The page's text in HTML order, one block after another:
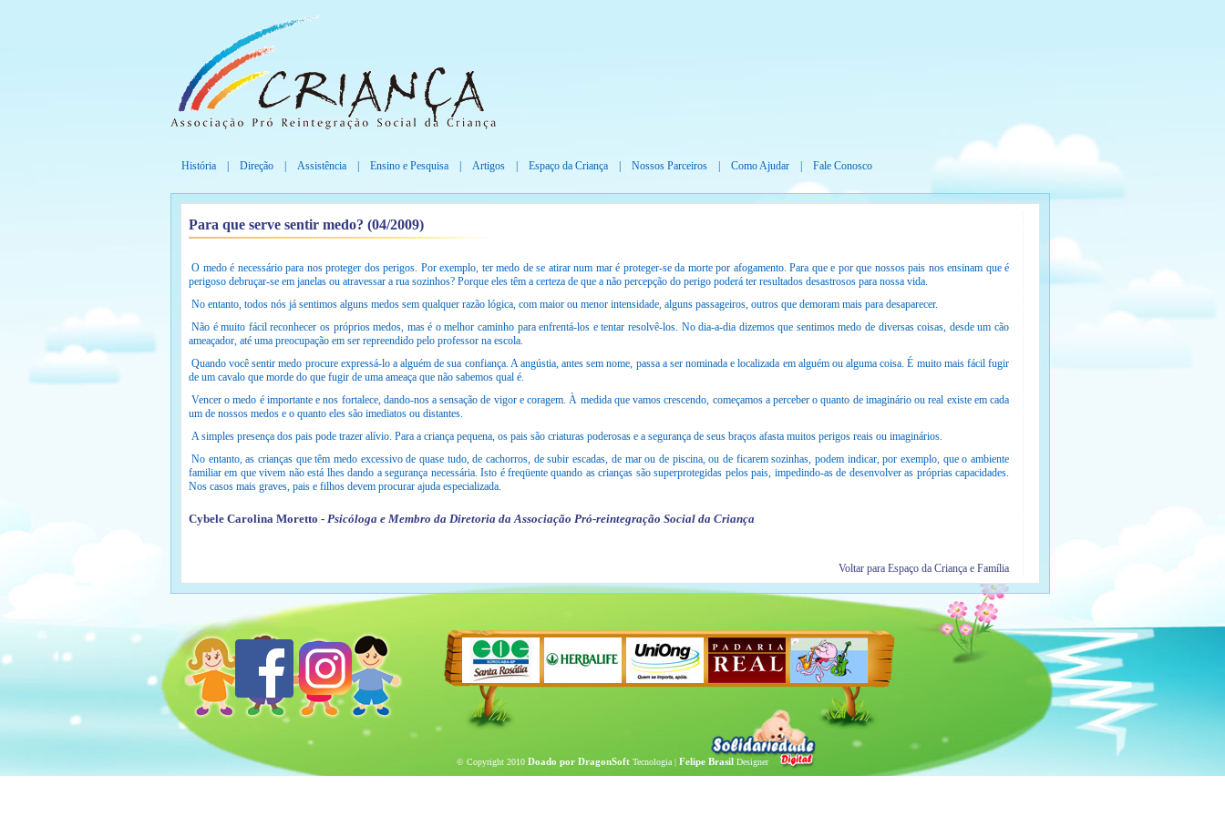
História Direção Assistência Ensino e Pesquisa Artigos Espaço da Criança Nossos Parceiros Como Ajudar Fale Conosco
Para que serve sentir medo? (04/2009)
O medo é necessário para nos proteger dos perigos. Por exemplo, ter medo de se atirar num mar é proteger-se da morte por afogamento. Para que e por que nossos pais nos ensinam que é
perigoso debruçar-se em janelas ou atravessar a rua sozinhos? Porque eles têm a certeza de que a não percepção do perigo poderá ter resultados desastrosos para nossa vida.
No entanto, todos nós já sentimos alguns medos sem qualquer razão lógica, com maior ou menor intensidade, alguns passageiros, outros que demoram mais para desaparecer.
Não é muito fácil reconhecer os próprios medos, mas é o melhor caminho para enfrentá-los e tentar resolvê-los. No dia-a-dia dizemos que sentimos medo de diversas coisas, desde um cão
ameaçador, até uma preocupação em ser repreendido pelo professor na escola.
Quando você sentir medo procure expressá-lo a alguém de sua confiança. A angústia, antes sem nome, passa a ser nominada e localizada em alguém ou alguma coisa. É muito mais fácil fugir
de um cavalo que morde do que fugir de uma ameaça que não sabemos qual é.
Vencer o medo é importante e nos fortalece, dando-nos a sensação de vigor e coragem. À medida que vamos crescendo, começamos a perceber o quanto de imaginário ou real existe em cada
um de nossos medos e o quanto eles são imediatos ou distantes.
A simples presença dos pais pode trazer alívio. Para a criança pequena, os pais são criaturas poderosas e a segurança de seus braços afasta muitos perigos reais ou imaginários.
No entanto, as crianças que têm medo excessivo de quase tudo, de cachorros, de subir escadas, de mar ou de piscina, ou de ficarem sozinhas, podem indicar, por exemplo, que o ambiente
familiar em que vivem não está lhes dando a segurança necessária. Isto é freqüente quando as crianças são superprotegidas pelos pais, impedindo-as de desenvolver as próprias capacidades.
Nos casos mais graves, pais e filhos devem procurar ajuda especializada.
Cybele Carolina Moretto - Psicóloga e Membro da Diretoria da Associação Pró-reintegração Social da Criança
Voltar para Espaço da Criança e Família
© Copyright 2010 Doado por DragonSoft Tecnologia | Felipe Brasil Designer